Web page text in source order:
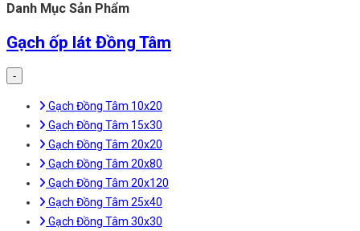
Danh Mục Sản Phẩm
Gạch ốp lát Đồng Tâm
-
Gạch Đồng Tâm 10x20
Gạch Đồng Tâm 15x30
Gạch Đồng Tâm 20x20
Gạch Đồng Tâm 20x80
Gạch Đồng Tâm 20x120
Gạch Đồng Tâm 25x40
Gạch Đồng Tâm 30x30